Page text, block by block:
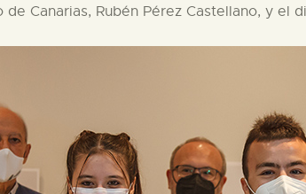
Canarias, Rubén Pérez Castellano, y